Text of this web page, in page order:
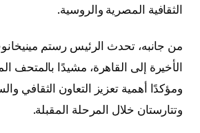
الثقافية المصرية والروسية.
من جانبه، تحدث الرئيس رستم
الأخيرة إلى القاهرة، مشيدًا بالمتحف
ومؤكدًا أهمية تعزيز التعاون الثقافي
وتتارستان خلال المرحلة المقبلة.